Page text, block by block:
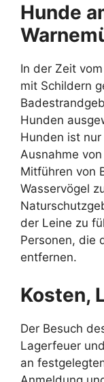
Hunde
In der Zeit
mit Schildern
Hunden
Hunden ist
Ausnahme
Mitführen von
Wasservögel
der Leine zu
Personen, die
entfernen.
Kosten,
Der Besuch
Lagerfeuer
an